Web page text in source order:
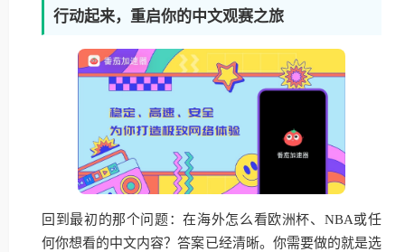
行动起来，重启你的中文观赛之旅
回到最初的那个问题：在海外怎么看欧洲杯、NBA或任
何你想看的中文内容？答案已经清晰。你需要做的就是选